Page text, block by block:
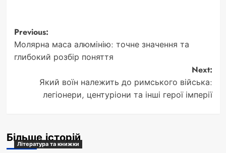
Post
navigation
Previous:
Молярна маса алюмінію: точне значення та
глибокий розбір поняття
Next:
Який воїн належить до римського війська:
легіонери, центуріони та інші герої імперії
Більше історій
Література та книжки